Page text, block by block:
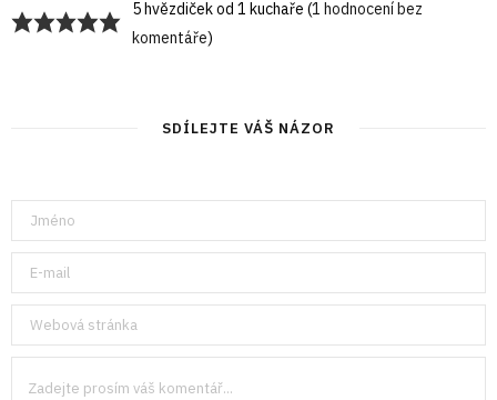
5 hvězdiček od 1 kuchaře (1 hodnocení bez
komentáře)
SDÍLEJTE VÁŠ NÁZOR